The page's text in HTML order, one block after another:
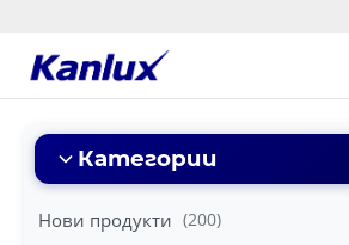
Strona
Kanlux
Категории
Нови продукти (200)